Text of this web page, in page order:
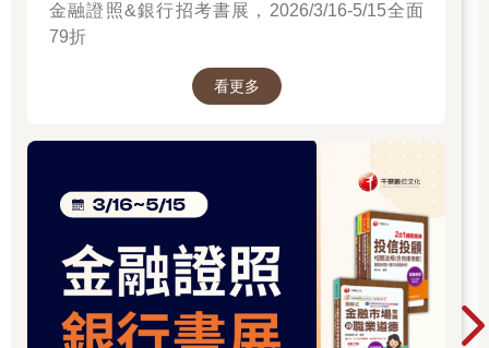
金融證照&銀行招考書展，2026/3/16-5/15全面
79折
看更多